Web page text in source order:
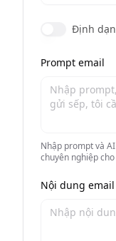
Định
Prompt email
Nhập prompt và
chuyên nghiệp
Nội dung email